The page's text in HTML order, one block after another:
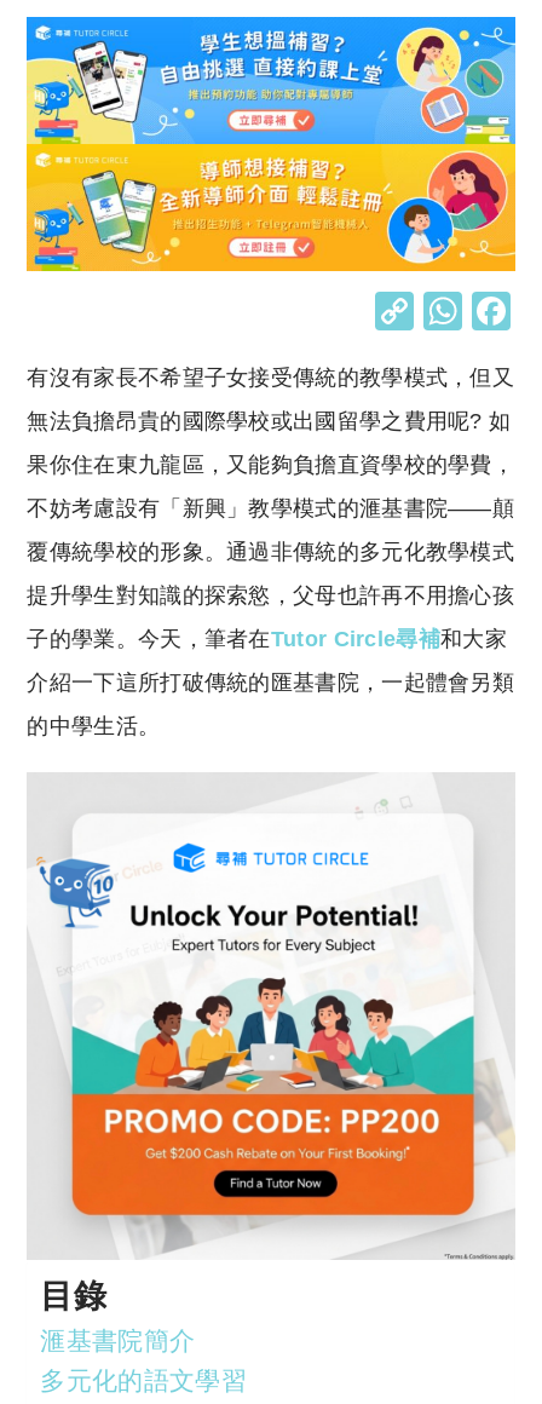
C
p
y
Li
n
k
W
at
s
A
p
p
有沒有家長不希望子女接受傳統的教學模式，但又
無法負擔昂貴的國際學校或出國留學之費用呢? 如
果你住在東九龍區，又能夠負擔直資學校的學費，
不妨考慮設有「新興」教學模式的滙基書院——顛
覆傳統學校的形象。通過非傳統的多元化教學模式
提升學生對知識的探索慾，父母也許再不用擔心孩
子的學業。今天，筆者在Tutor Circle尋補和大家
介紹一下這所打破傳統的匯基書院，一起體會另類
的中學生活。
目錄
滙基書院簡介
多元化的語文學習